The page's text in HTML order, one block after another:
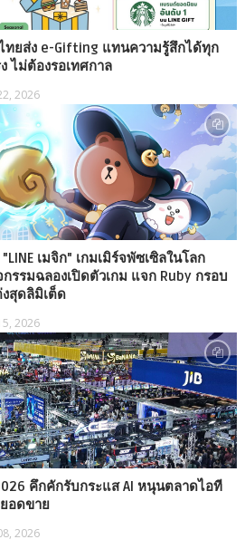
ไทยส่ง e-Gifting แทนความรู้สึกได้ทุก
ไม่ต้องรอเทศกาล
2026
"LINE เมจิก" เกมเมิร์จพัซเซิลในโลก
รรมฉลองเปิดตัวเกม แจก Ruby กรอบ
สุดลิมิเต็ด
2026
2026 คึกคักรับกระแส AI หนุนตลาดไอที
อดขาย
2026